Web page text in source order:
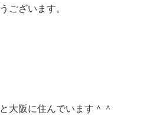
ございます。
大阪に住んでいます＾＾